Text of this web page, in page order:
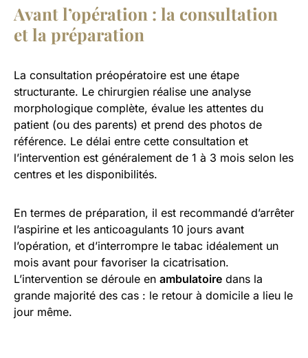
Avant l’opération : la consultation
et la préparation
La consultation préopératoire est une étape
structurante. Le chirurgien réalise une analyse
morphologique complète, évalue les attentes du
patient (ou des parents) et prend des photos de
référence. Le délai entre cette consultation et
l’intervention est généralement de 1 à 3 mois selon les
centres et les disponibilités.
En termes de préparation, il est recommandé d’arrêter
l’aspirine et les anticoagulants 10 jours avant
l’opération, et d’interrompre le tabac idéalement un
mois avant pour favoriser la cicatrisation.
L’intervention se déroule en ambulatoire dans la
grande majorité des cas : le retour à domicile a lieu le
jour même.